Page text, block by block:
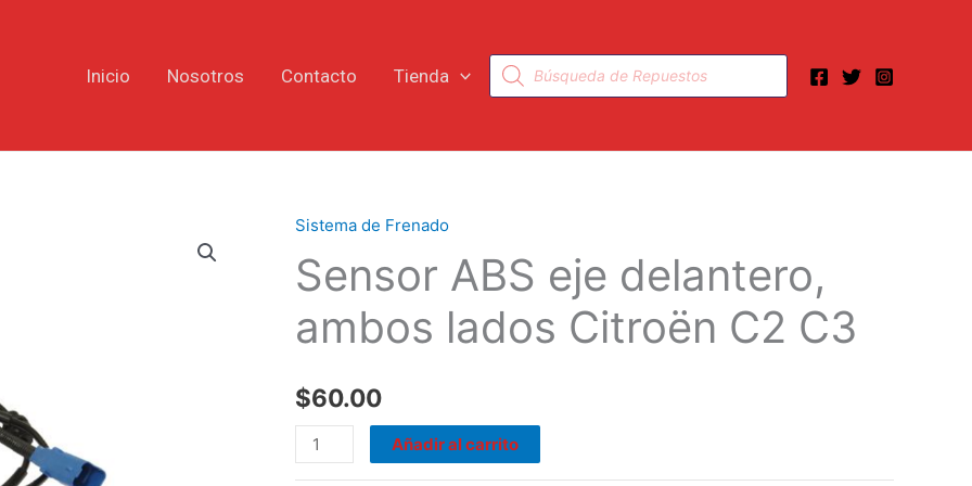
Inicio Nosotros Contacto Tienda
Búsqueda
de
productos
Sistema de Frenado
Sensor ABS eje delantero,
ambos lados Citroën C2 C3
$60.00
Sensor
ABS
eje
delantero,
ambos
Citroën
C2
C3
Añadir al carrito